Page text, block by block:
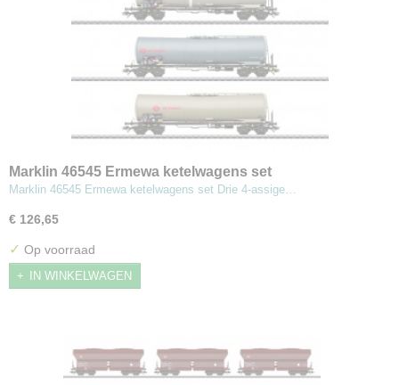
Marklin 46545 Ermewa ketelwagens set
Marklin 46545 Ermewa ketelwagens set Drie 4-assige…
€ 126,65
✓ Op voorraad
IN WINKELWAGEN